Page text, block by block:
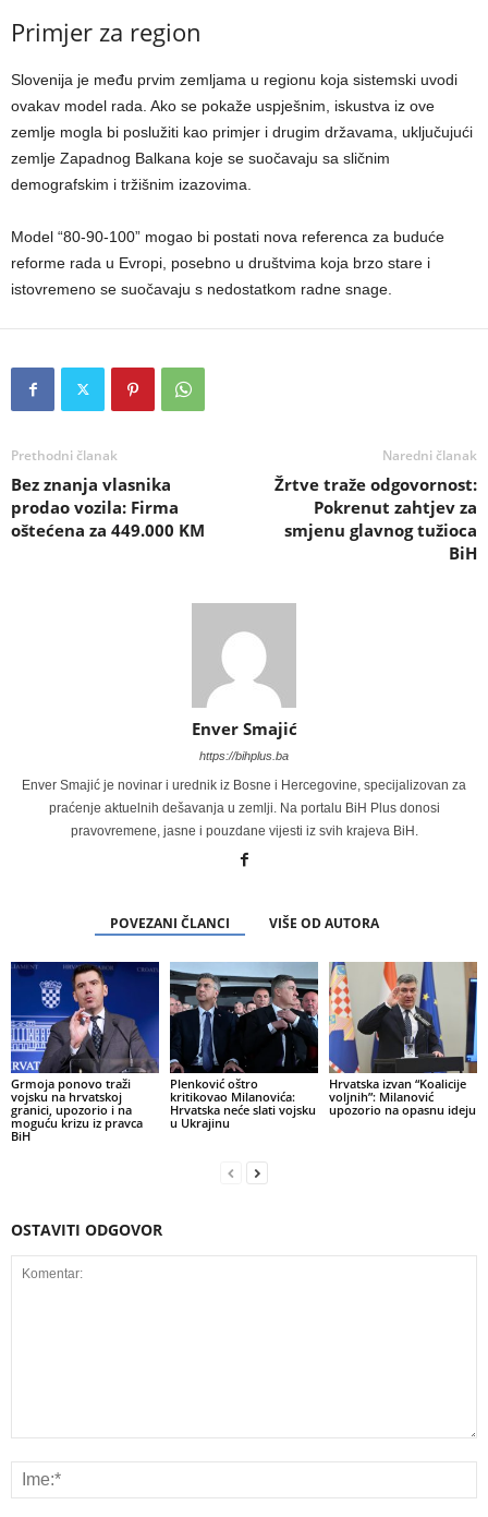
Primjer za region
Slovenija je među prvim zemljama u regionu koja sistemski uvodi
ovakav model rada. Ako se pokaže uspješnim, iskustva iz ove
zemlje mogla bi poslužiti kao primjer i drugim državama, uključujući
zemlje Zapadnog Balkana koje se suočavaju sa sličnim
demografskim i tržišnim izazovima.
Model “80-90-100” mogao bi postati nova referenca za buduće
reforme rada u Evropi, posebno u društvima koja brzo stare i
istovremeno se suočavaju s nedostatkom radne snage.
Prethodni članak
Bez znanja vlasnika
prodao vozila: Firma
oštećena za 449.000 KM
Naredni članak
Žrtve traže odgovornost:
Pokrenut zahtjev za
smjenu glavnog tužioca
BiH
Enver Smajić
https://bihplus.ba
Enver Smajić je novinar i urednik iz Bosne i Hercegovine, specijalizovan za
praćenje aktuelnih dešavanja u zemlji. Na portalu BiH Plus donosi
pravovremene, jasne i pouzdane vijesti iz svih krajeva BiH.
POVEZANI ČLANCI VIŠE OD AUTORA
Grmoja ponovo traži
vojsku na hrvatskoj
granici, upozorio i na
moguću krizu iz pravca
BiH
Plenković oštro
kritikovao Milanovića:
Hrvatska neće slati vojsku
u Ukrajinu
Hrvatska izvan “Koalicije
voljnih”: Milanović
upozorio na opasnu ideju
OSTAVITI ODGOVOR